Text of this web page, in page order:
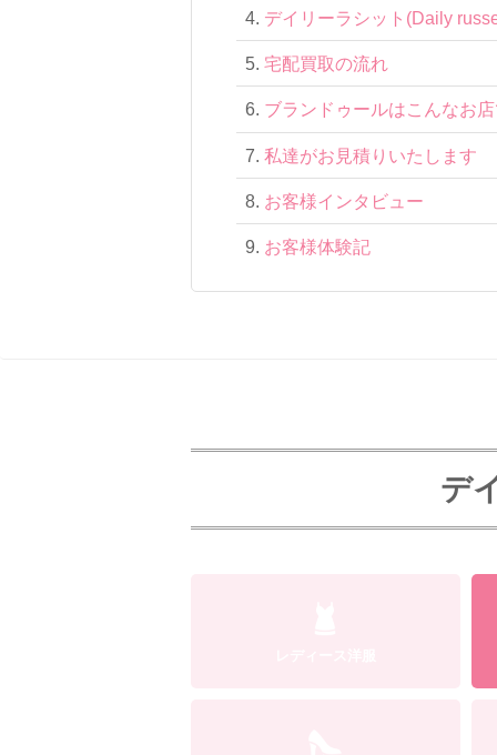
デイリーラシット(Daily
宅配買取の流れ
ブランドゥールはこんなお
私達がお見積りいたします
お客様インタビュー
お客様体験記
デ